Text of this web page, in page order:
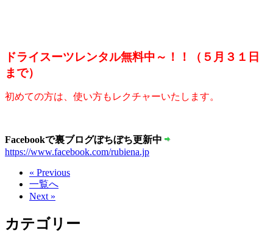
ドライスーツレンタル無料中～！！（５月３１日
まで）
初めての方は、使い方もレクチャーいたします。
Facebookで裏ブログぼちぼち更新中
https://www.facebook.com/rubiena.jp
« Previous
一覧へ
Next »
カテゴリー